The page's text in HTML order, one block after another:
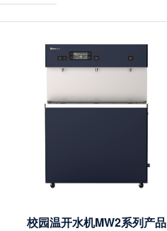
校园温开水机MW2系列产品